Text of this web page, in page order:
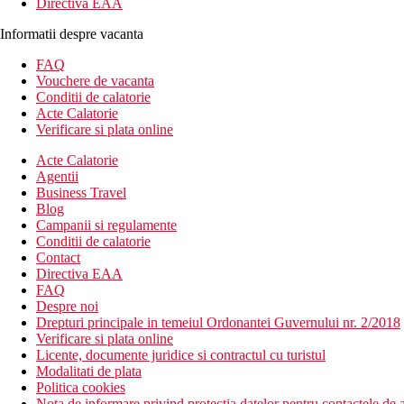
Directiva EAA
Informatii despre vacanta
FAQ
Vouchere de vacanta
Conditii de calatorie
Acte Calatorie
Verificare si plata online
Acte Calatorie
Agentii
Business Travel
Blog
Campanii si regulamente
Conditii de calatorie
Contact
Directiva EAA
FAQ
Despre noi
Drepturi principale in temeiul Ordonantei Guvernului nr. 2/2018
Verificare si plata online
Licente, documente juridice si contractul cu turistul
Modalitati de plata
Politica cookies